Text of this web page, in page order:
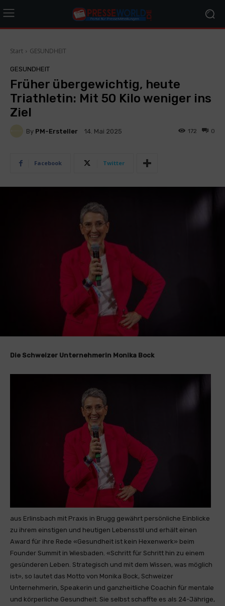
Start GESUNDHEIT
GESUNDHEIT
Früher übergewichtig, heute
Triathletin: Mit 50 Kilo weniger ins
Ziel
By PM-Ersteller 14. Mai 2025 0
172
Facebook Twitter
Die Schweizer Unternehmerin Monika Bock
aus Erlinsbach mit Praxis in Brugg gewährt persönliche Einblicke
zu ihrem einstigen und heutigen Lebensstil und erhält einen
Award für ihre Rede «Gesundheit ist kein Hexenwerk» beim
Founder Summit in Wiesbaden. «Schritt für Schritt hin zu einem
gesünderen Leben. Strategisch und mit dem Wissen, was möglich
ist», so lautet das Motto von Monika Bock, Schweizer
Unternehmerin, Speakerin und ganzheitliche Coachin für mentale
und körperliche Gesundheit. Sie selbst schaffte es als 24-Jährige,